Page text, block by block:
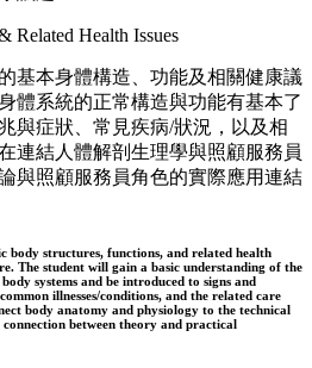
Related Health Issues
基本身體構造、功能及相關健康議
體系統的正常構造與功能有基本了
與症狀、常見疾病/狀況，以及相
連結人體解剖生理學與照顧服務員
與照顧服務員角色的實際應用連結
body structures, functions, and related health
The student will gain a basic understanding of the
systems and be introduced to signs and
illnesses/conditions, and the related care
body anatomy and physiology to the technical
between theory and practical